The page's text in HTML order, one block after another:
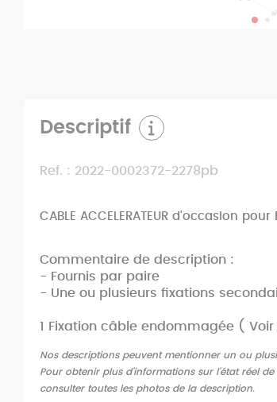
Descriptif
Ref. : 2022-0002372-2278pb
CABLE ACCELERATEUR d'occasion pour
Commentaire de description :
- Fournis par paire
- Une ou plusieurs fixations
1 Fixation câble endommagée (
Nos descriptions peuvent mentionner un ou
Pour obtenir plus d'informations sur l'état réel
consulter toutes les photos de la description.